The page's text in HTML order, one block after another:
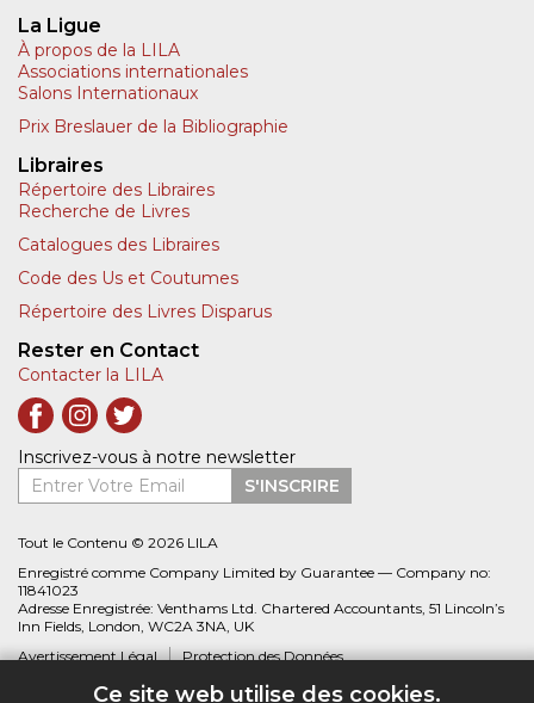
Ce site web utilise des cookies.
La Ligue
À propos de la LILA
Associations internationales
Salons Internationaux
Prix Breslauer de la Bibliographie
Libraires
Répertoire des Libraires
Recherche de Livres
Catalogues des Libraires
Code des Us et Coutumes
Répertoire des Livres Disparus
Rester en Contact
Contacter la LILA
Inscrivez-vous à notre newsletter
Entrer Votre Email
S'INSCRIRE
Tout le Contenu © 2026 LILA
Enregistré comme Company Limited by Guarantee — Company no:
11841023
Adresse Enregistrée: Venthams Ltd. Chartered Accountants, 51 Lincoln’s
Inn Fields, London, WC2A 3NA, UK
Avertissement Légal
Protection des Données